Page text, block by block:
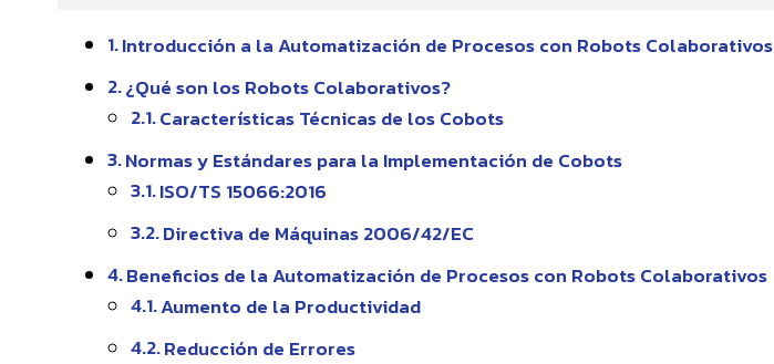
Introducción a la Automatización de Procesos con Robots Colaborativos
¿Qué son los Robots Colaborativos?
Características Técnicas de los Cobots
Normas y Estándares para la Implementación de Cobots
ISO/TS 15066:2016
Directiva de Máquinas 2006/42/EC
Beneficios de la Automatización de Procesos con Robots Colaborativos
Aumento de la Productividad
Reducción de Errores